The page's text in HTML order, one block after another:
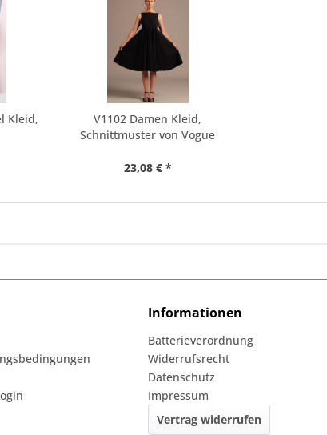
Kleid,
V1102 Damen Kleid,
Schnittmuster von Vogue
23,08 € *
Informationen
Batterieverordnung
Widerrufsrecht
Datenschutz
Impressum
Vertrag widerrufen